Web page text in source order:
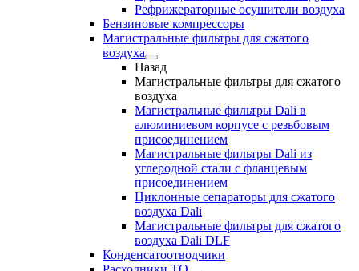
Рефрижераторные осушители воздуха
Бензиновые компрессоры
Магистральные фильтры для сжатого
воздуха
Назад
Магистральные фильтры для сжатого
воздуха
Магистральные фильтры Dali в
алюминиевом корпусе с резьбовым
присоединением
Магистральные фильтры Dali из
углеродной стали с фланцевым
присоединением
Циклонные сепараторы для сжатого
воздуха Dali
Магистральные фильтры для сжатого
воздуха Dali DLF
Конденсатоотводчики